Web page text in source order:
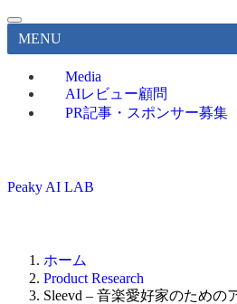
MENU
Media
AIレビュー顧問
PR記事・スポンサー募集
Peaky AI LAB
ホーム
Product Research
Sleevd – 音楽愛好家のため